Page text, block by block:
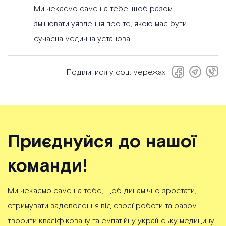
Ми чекаємо саме на тебе, щоб разом
змінювати уявлення про те, якою має бути
сучасна медична установа!
Поділитися у соц. мережах:
Приєднуйся до нашої
команди!
Ми чекаємо саме на тебе, щоб динамічно зростати,
отримувати задоволення від своєї роботи та разом
творити кваліфіковану та емпатійну українську медицину!